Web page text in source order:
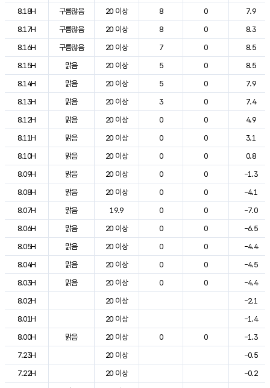
8.18H
구름많음 20 이상 8 0
7.9
8.17H
구름많음 20 이상 8 0
8.3
8.16H
구름많음 20 이상 7 0
8.5
8.15H
맑음 20 이상 5 0
8.5
8.14H
맑음 20 이상 5 0
7.9
8.13H
맑음 20 이상 3 0
7.4
8.12H
맑음 20 이상 0 0
4.9
8.11H
맑음 20 이상 0 0
3.1
8.10H
맑음 20 이상 0 0
0.8
8.09H
맑음 20 이상 0 0
-1.3
8.08H
맑음 20 이상 0 0
-4.1
8.07H
맑음 19.9 0 0
-7.0
8.06H
맑음 20 이상 0 0
-6.5
8.05H
맑음 20 이상 0 0
-4.4
8.04H
맑음 20 이상 0 0
-4.5
8.03H
맑음 20 이상 0 0
-4.4
8.02H
20 이상
-2.1
8.01H
20 이상
-1.4
8.00H
맑음 20 이상 0 0
-1.3
7.23H
20 이상
-0.5
7.22H
20 이상
-0.2